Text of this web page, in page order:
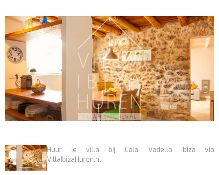
Huur je villa bij Cala Vadella Ibiza via
VillaIbizaHuren.nl